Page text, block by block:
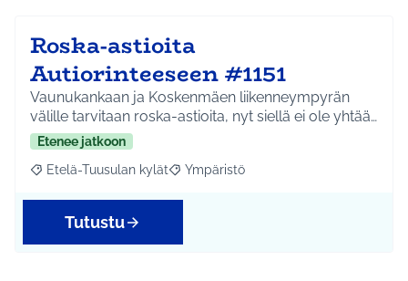
Roska-astioita
Autiorinteeseen #1151
Vaunukankaan ja Koskenmäen liikenneympyrän
välille tarvitaan roska-astioita, nyt siellä ei ole yhtää…
Etenee jatkoon
Rajaa tulokset aihepiirin mukaan: Etelä-Tuusulan kylät
Etelä-Tuusulan kylät Rajaa tulokset teeman mukaan:
Ympäristö
Tutustu